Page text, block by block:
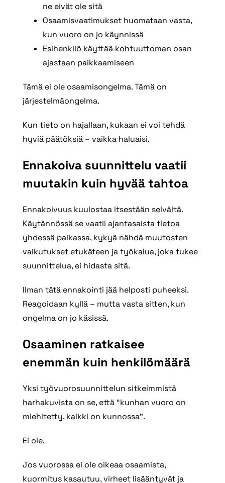
ne eivät ole sitä
Osaamisvaatimukset huomataan vasta,
kun vuoro on jo käynnissä
Esihenkilö käyttää kohtuuttoman osan
ajastaan paikkaamiseen
Tämä ei ole osaamisongelma. Tämä on
järjestelmäongelma.
Kun tieto on hajallaan, kukaan ei voi tehdä
hyviä päätöksiä – vaikka haluaisi.
Ennakoiva suunnittelu vaatii
muutakin kuin hyvää tahtoa
Ennakoivuus kuulostaa itsestään selvältä.
Käytännössä se vaatii ajantasaista tietoa
yhdessä paikassa, kykyä nähdä muutosten
vaikutukset etukäteen ja työkalua, joka tukee
suunnittelua, ei hidasta sitä.
Ilman tätä ennakointi jää helposti puheeksi.
Reagoidaan kyllä – mutta vasta sitten, kun
ongelma on jo käsissä.
Osaaminen ratkaisee
enemmän kuin henkilömäärä
Yksi työvuorosuunnittelun sitkeimmistä
harhakuvista on se, että “kunhan vuoro on
miehitetty, kaikki on kunnossa”.
Ei ole.
Jos vuorossa ei ole oikeaa osaamista,
kuormitus kasautuu, virheet lisääntyvät ja